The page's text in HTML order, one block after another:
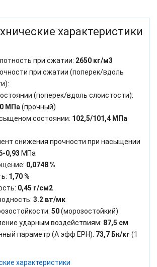
характеристики
при сжатии: 2650 кг/м3
при сжатии (поперек/вдоль
(поперек/вдоль слоистости):
МПа (прочный)
состоянии: 102,5/101,4 МПа
снижения прочности при насыщении
0,93 МПа
0,0748 %
1,70 %
0,45 г/см2
3.2 вт/мк
50(морозостойкий)
ударным воздействиям: 87,5 см
параметр (А эфф ЕРН): 73,7 Бк/кг (1
характеристики